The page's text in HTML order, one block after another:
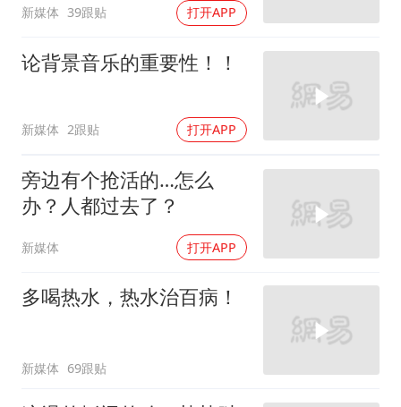
新媒体 39跟贴 打开APP
论背景音乐的重要性！！
新媒体 2跟贴 打开APP
旁边有个抢活的…怎么
办？人都过去了？
新媒体 打开APP
多喝热水，热水治百病！
新媒体 69跟贴